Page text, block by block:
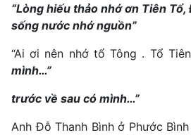
“Lòng hiếu thảo nhớ ơn Tiên
sống nước nhớ nguồn”
“Ai ơi nên nhớ tổ Tông . Tổ
mình…”
trước về sau có mình…”
Anh Đỗ Thanh Bình ở Phước